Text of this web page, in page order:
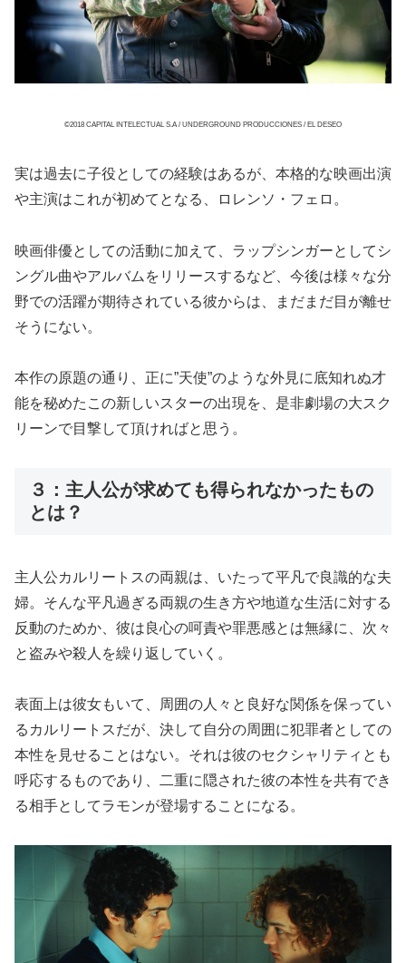
©2018 CAPITAL INTELECTUAL S.A / UNDERGROUND PRODUCCIONES / EL DESEO
実は過去に子役としての経験はあるが、本格的な映画出演
や主演はこれが初めてとなる、ロレンソ・フェロ。
映画俳優としての活動に加えて、ラップシンガーとしてシ
ングル曲やアルバムをリリースするなど、今後は様々な分
野での活躍が期待されている彼からは、まだまだ目が離せ
そうにない。
本作の原題の通り、正に”天使”のような外見に底知れぬ才
能を秘めたこの新しいスターの出現を、是非劇場の大スク
リーンで目撃して頂ければと思う。
３：主人公が求めても得られなかったもの
とは？
主人公カルリートスの両親は、いたって平凡で良識的な夫
婦。そんな平凡過ぎる両親の生き方や地道な生活に対する
反動のためか、彼は良心の呵責や罪悪感とは無縁に、次々
と盗みや殺人を繰り返していく。
表面上は彼女もいて、周囲の人々と良好な関係を保ってい
るカルリートスだが、決して自分の周囲に犯罪者としての
本性を見せることはない。それは彼のセクシャリティとも
呼応するものであり、二重に隠された彼の本性を共有でき
る相手としてラモンが登場することになる。